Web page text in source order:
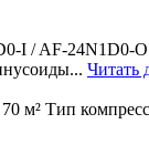
/ AF-24N1D0-O
Читать
м² Тип